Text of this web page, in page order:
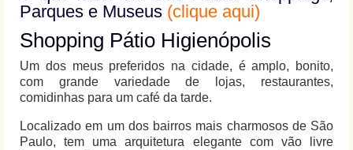
Parques e Museus (clique aqui)
Shopping Pátio Higienópolis
Um dos meus preferidos na cidade, é amplo, bonito,
com grande variedade de lojas, restaurantes,
comidinhas para um café da tarde.
Localizado em um dos bairros mais charmosos de São
Paulo, tem uma arquitetura elegante com vão livre